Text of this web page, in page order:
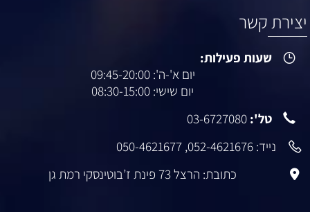
יצירת קשר
שעות פעילות:
יום א'-ה': 09:45-20:00
יום שישי: 08:30-15:00
טל': 03-6727080
נייד: 052-4621676
,
050-4621677
כתובת: הרצל 73 פינת ז’בוטינסקי רמת גן